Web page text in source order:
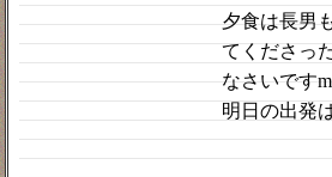
夕食は長男
てくださっ
なさいです
明日の出発